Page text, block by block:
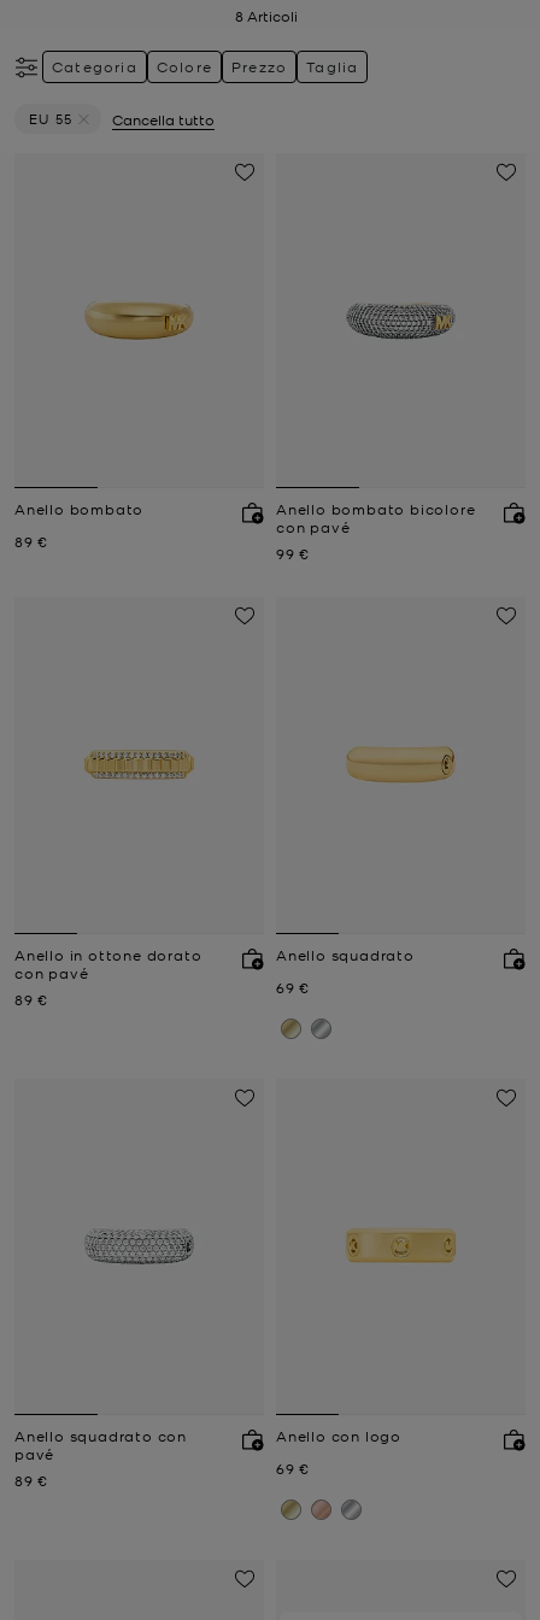
8Articoli
Categoria Colore Prezzo Taglia
EU 55
Cancella tutto
Anello bombato
Prezzo attuale
89 €
Anello bombato bicolore
con pavé
Prezzo attuale
99 €
Anello in ottone dorato
con pavé
Prezzo attuale
89 €
Anello squadrato
Prezzo attuale
69 €
Anello squadrato con
pavé
Prezzo attuale
89 €
Anello con logo
Prezzo attuale
69 €